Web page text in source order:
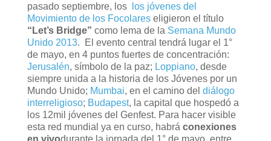
pasado septiembre, los
los jóvenes del
Movimiento de los Focolareseligieron el título
“Let’s Bridge” como lema de la Semana Mundo
Unido 2013. El evento central tendrá lugar el 1°
de mayo, en 4 puntos fuertes de concentración:
Jerusalén, símbolo de la paz; Loppiano, desde
siempre unida a la historia de los Jóvenes por un
Mundo Unido; Mumbai, en el camino del diálogo
interreligioso; Budapest, la capital que hospedó a
los 12mil jóvenes del Genfest. Para hacer visible
esta red mundial ya en curso, habrá conexiones
en vivodurante la jornada del 1° de mayo, entre